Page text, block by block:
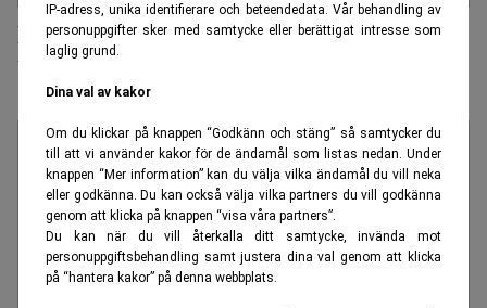
IP-adress, unika identifierare och beteendedata. Vår behandling av
personuppgifter sker med samtycke eller berättigat intresse som
laglig grund.
Dina val av kakor
Om du klickar på knappen “Godkänn och stäng” så samtycker du
till att vi använder kakor för de ändamål som listas nedan. Under
knappen “Mer information” kan du välja vilka ändamål du vill neka
eller godkänna. Du kan också välja vilka partners du vill godkänna
genom att klicka på knappen “visa våra partners”.
Du kan när du vill återkalla ditt samtycke, invända mot
personuppgiftsbehandling samt justera dina val genom att klicka
på “hantera kakor” på denna webbplats.
Bert Karlsson: ”Vi ska göra maten
bättre för äldre”